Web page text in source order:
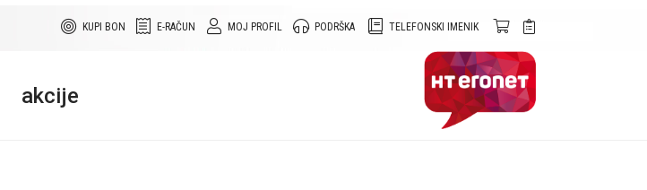
TELEFONSKI IMENIK
PODRŠKA
MOJ PROFIL
E-RAČUN
KUPI BON
akcije